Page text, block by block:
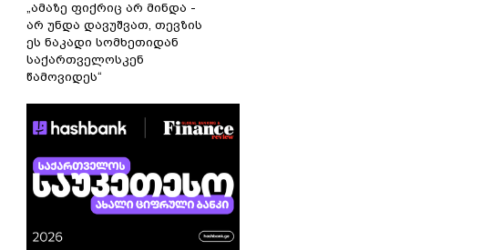
„ამაზე ფიქრიც არ მინდა -
არ უნდა დავუშვათ, თევზის
ეს ნაკადი სომხეთიდან
საქართველოსკენ
წამოვიდეს“